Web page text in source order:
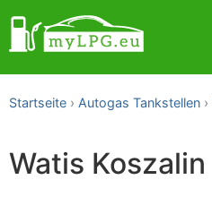
Startseite Autogas Tankstellen
Watis Koszalin